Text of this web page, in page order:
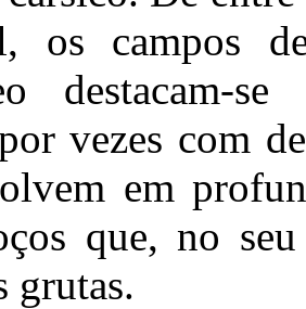
os campos
destacam-
vezes com
em
que, no
grutas.